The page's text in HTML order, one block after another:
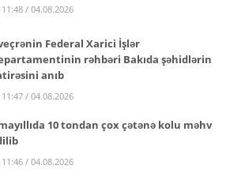
11:48 / 04.08.2026
Federal Xarici İşlər
rəhbəri Bakıda şəhidlərin
anıb
11:47 / 04.08.2026
10 tondan çox çətənə kolu məhv
11:46 / 04.08.2026